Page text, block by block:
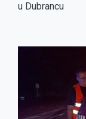
u Dubrancu